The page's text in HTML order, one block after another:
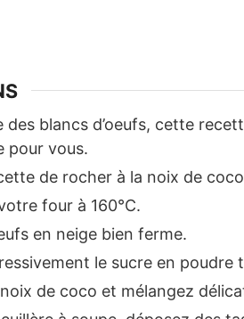
des blancs d’oeufs, cette
pour vous.
de rocher à la noix de coco
four à 160°C.
en neige bien ferme.
le sucre en
de coco et mélangez